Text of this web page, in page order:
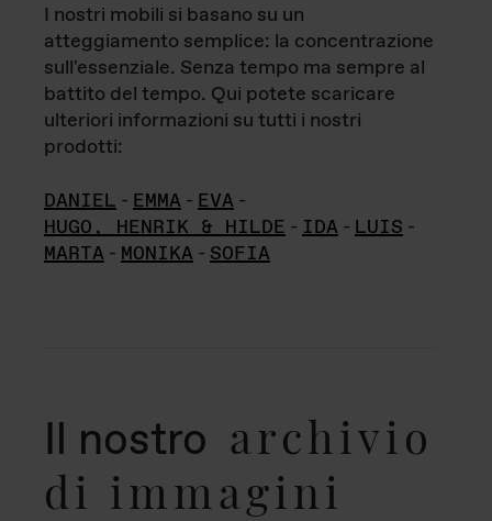
I nostri mobili si basano su un
atteggiamento semplice: la concentrazione
sull'essenziale. Senza tempo ma sempre al
battito del tempo. Qui potete scaricare
ulteriori informazioni su tutti i nostri
prodotti:
DANIEL - EMMA - EVA -
HUGO, HENRIK & HILDE - IDA - LUIS -
MARTA - MONIKA - SOFIA
Il nostro archivio
di immagini